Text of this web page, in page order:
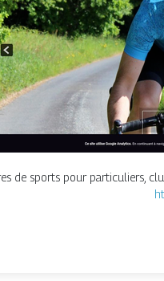
de sports pour particuliers,